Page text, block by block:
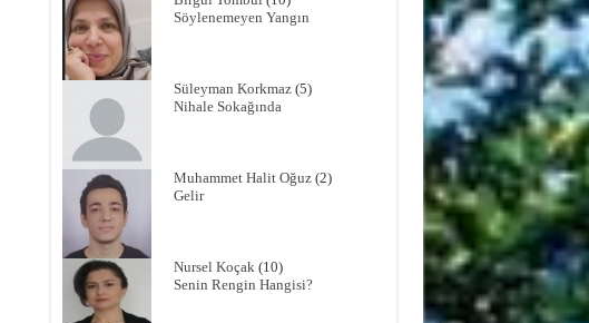
Söylenemeyen Yangın
Süleyman Korkmaz(5)
Nihale Sokağında
Muhammet Halit Oğuz(2)
Gelir
Nursel Koçak(10)
Senin Rengin Hangisi?